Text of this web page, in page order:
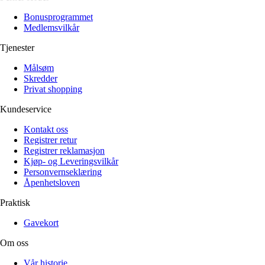
Klær
Reise
Informasjon
Tilbehør
Lukk
Alle artikler
Klær
Reise
Informasjon
Tilbehør
Målsøm
Lukk
Bonusprogrammet
Medlemsvilkår
Tjenester
Målsøm
Skredder
Privat shopping
Kundeservice
Kontakt oss
Registrer retur
Registrer reklamasjon
Kjøp- og Leveringsvilkår
Personvernseklæring
Åpenhetsloven
Praktisk
Gavekort
Om oss
Vår historie